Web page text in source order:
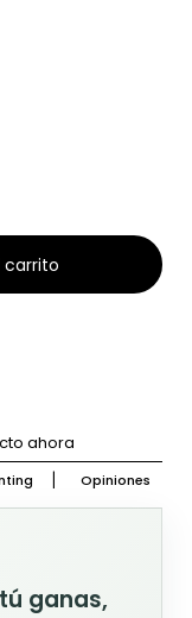
carrito
ahora
Opiniones
ganas,